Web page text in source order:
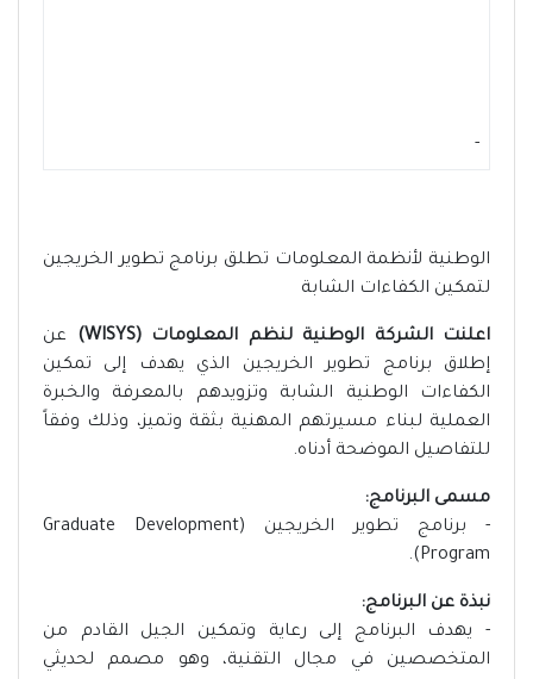
-
الوطنية لأنظمة المعلومات تطلق برنامج تطوير الخريجين
لتمكين الكفاءات الشابة
اعلنت الشركة الوطنية لنظم المعلومات (WISYS)
عن
إطلاق برنامج تطوير الخريجين الذي يهدف إلى تمكين
الكفاءات الوطنية الشابة وتزويدهم بالمعرفة والخبرة
العملية لبناء مسيرتهم المهنية بثقة وتميز، وذلك وفقاً
للتفاصيل الموضحة أدناه.
مسمى البرنامج:
- برنامج تطوير الخريجين (Graduate Development
Program).
نبذة عن البرنامج:
- يهدف البرنامج إلى رعاية وتمكين الجيل القادم من
المتخصصين في مجال التقنية، وهو مصمم لحديثي